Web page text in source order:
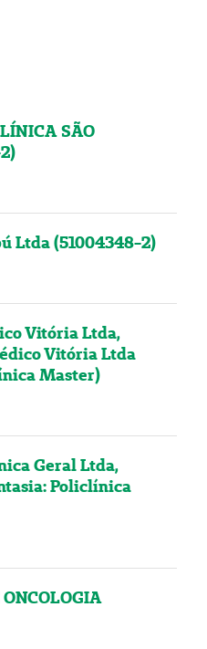
SÃO
Ltda (51004348-2)
Vitória Ltda,
Vitória Ltda
Master)
Geral Ltda,
Policlínica